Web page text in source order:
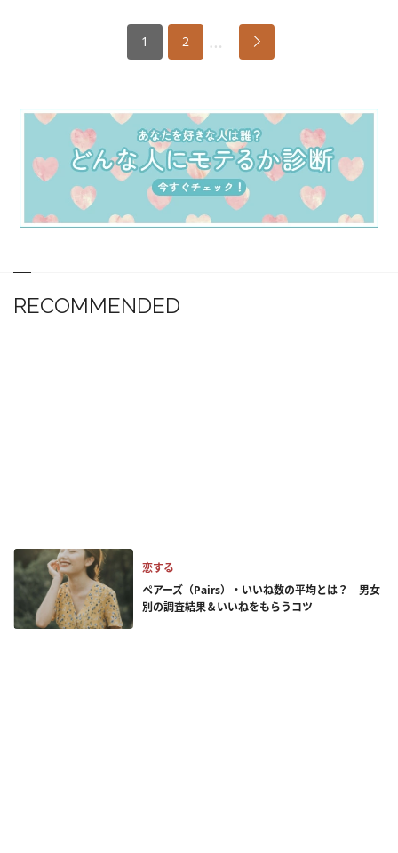
1 2 …
RECOMMENDED
恋する
ペアーズ（Pairs）・いいね数の平均とは？ 男女
別の調査結果＆いいねをもらうコツ